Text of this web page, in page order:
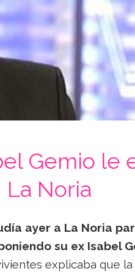
Gemio le
Noria
ayer a La Noria
su ex Isabel
explicaba que